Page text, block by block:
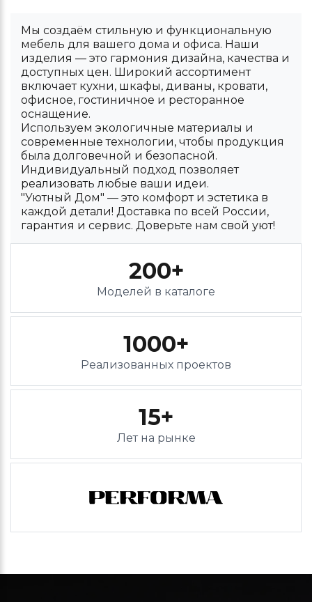
Мы создаём стильную и функциональную
мебель для вашего дома и офиса. Наши
изделия — это гармония дизайна, качества и
доступных цен. Широкий ассортимент
включает кухни, шкафы, диваны, кровати,
офисное, гостиничное и ресторанное
оснащение.
Используем экологичные материалы и
современные технологии, чтобы продукция
была долговечной и безопасной.
Индивидуальный подход позволяет
реализовать любые ваши идеи.
"Уютный Дом" — это комфорт и эстетика в
каждой детали! Доставка по всей России,
гарантия и сервис. Доверьте нам свой уют!
200+
Моделей в каталоге
1000+
Реализованных проектов
15+
Лет на рынке